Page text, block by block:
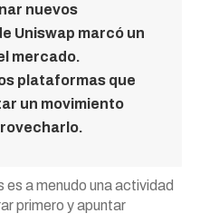
nuevos
Uniswap marcó un
mercado.
plataformas que
un movimiento
a menudo una actividad
primero y apuntar